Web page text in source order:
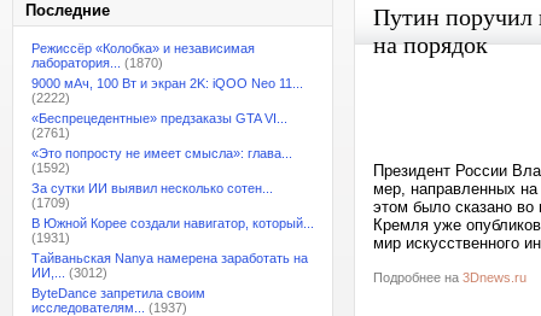
Последние
Режиссёр «Колобка» и независимая
лаборатория...
(1870)
9000 мАч, 100 Вт и экран 2K: iQOO Neo 11...
(2222)
«Беспрецедентные» предзаказы GTA VI...
(2761)
«Это попросту не имеет смысла»: глава...
(1592)
За сутки ИИ выявил несколько сотен...
(1709)
В Южной Корее создали навигатор, который...
(1931)
Тайваньская Nanya намерена заработать на
ИИ,...
(3012)
ByteDance запретила своим
исследователям...
(1937)
Путин поручил
на порядок
Президент России
мер, направленных
этом было сказано
Кремля уже
мир искусственного
Подробнее на 3Dnews.ru